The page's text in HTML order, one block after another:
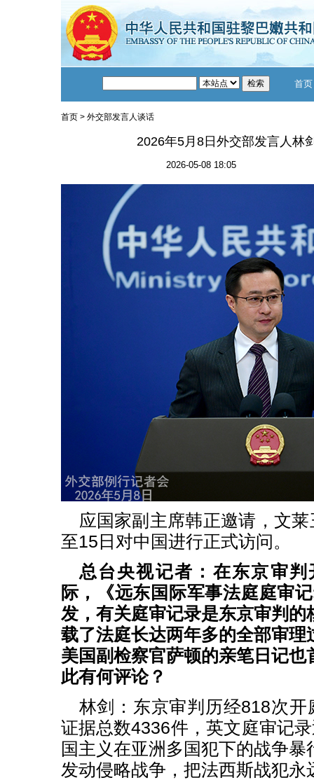
首页
首页> 外交部发言人谈话
2026年5月8日外交部发言人林
2026-05-08 18:05
应国家副主席韩正邀请，文
至15日对中国进行正式访问。
总台央视记者：在东京审
际，《远东国际军事法庭庭审
发，有关庭审记录是东京审判的
载了法庭长达两年多的全部审理
美国副检察官萨顿的亲笔日记也
此有何评论？
林剑：东京审判历经818次
证据总数4336件，英文庭审记
国主义在亚洲多国犯下的战争
发动侵略战争，把法西斯战犯永